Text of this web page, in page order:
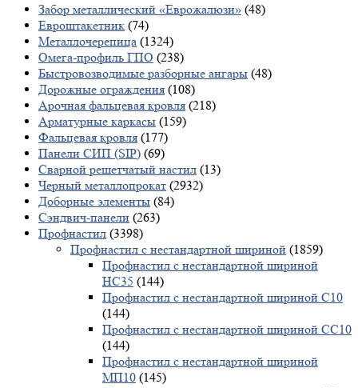
Забор металлический «Еврожалюзи» (48)
Евроштакетник (74)
Металлочерепица (1324)
Омега-профиль ГПО (238)
Быстровозводимые разборные ангары (48)
Дорожные ограждения (108)
Арочная фальцевая кровля (218)
Арматурные каркасы (159)
Фальцевая кровля (177)
Панели СИП (SIP) (69)
Сварной решетчатый настил (13)
Черный металлопрокат (2932)
Доборные элементы (84)
Сэндвич-панели (263)
Профнастил (3398)
Профнастил с нестандартной шириной (1859)
Профнастил с нестандартной шириной
НС35 (144)
Профнастил с нестандартной шириной С10
(144)
Профнастил с нестандартной шириной СС10
(144)
Профнастил с нестандартной шириной
МП10 (145)